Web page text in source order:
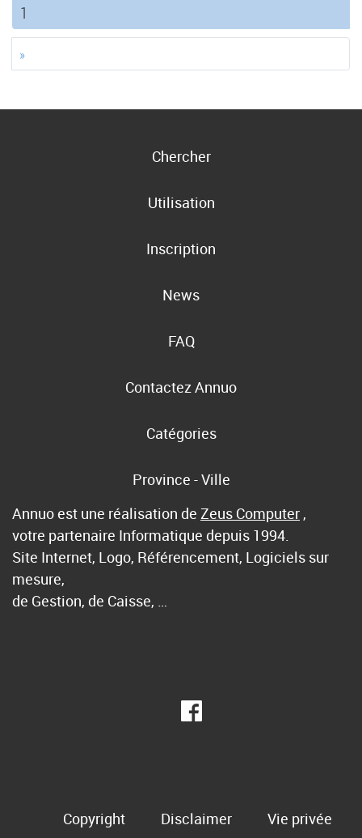
1
»
Chercher
Utilisation
Inscription
News
FAQ
Contactez Annuo
Catégories
Province - Ville
Annuo est une réalisation de Zeus Computer ,
votre partenaire Informatique depuis 1994.
Site Internet, Logo, Référencement, Logiciels sur
mesure,
de Gestion, de Caisse, …
Copyright Disclaimer Vie privée